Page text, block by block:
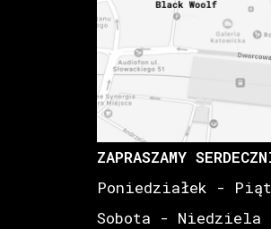
ZAPRASZAMY
Poniedziałek -
Sobota - Niedziela